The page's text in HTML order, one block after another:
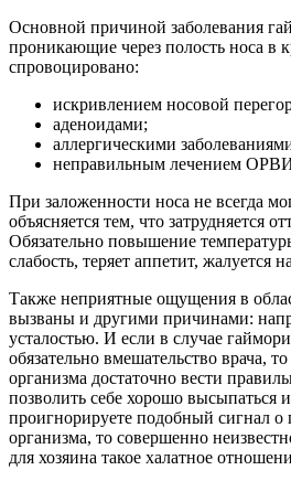
Основной причиной заболевания
проникающие через полость носа в
спровоцировано:
искривлением носовой
аденоидами;
аллергическими
неправильным лечением
При заложенности носа не всегда
объясняется тем, что затрудняется
Обязательно повышение
слабость, теряет аппетит, жалуется
Также неприятные ощущения в
вызваны и другими причинами:
усталостью. И если в случае
обязательно вмешательство врача,
организма достаточно вести
позволить себе хорошо высыпаться
проигнорируете подобный сигнал
организма, то совершенно
для хозяина такое халатное